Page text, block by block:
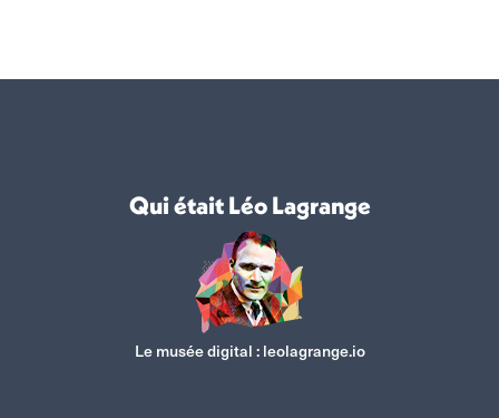
Qui était Léo Lagrange
Le musée digital : leolagrange.io